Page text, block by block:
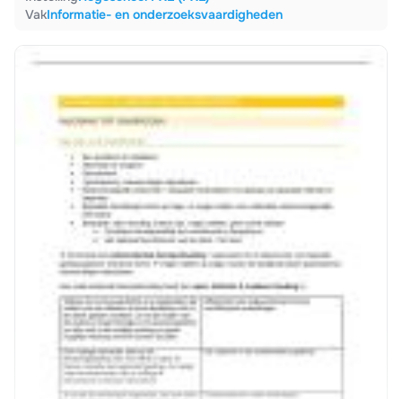
VakInformatie- en onderzoeksvaardigheden